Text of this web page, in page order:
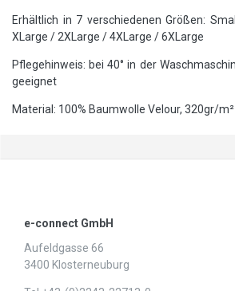
Erhältlich in 7 verschiedenen Größen:
XLarge / 2XLarge / 4XLarge / 6XLarge
Pflegehinweis: bei 40° in der
geeignet
Material: 100% Baumwolle Velour, 320gr/m²
e-connect GmbH
Aufeldgasse 66
3400 Klosterneuburg